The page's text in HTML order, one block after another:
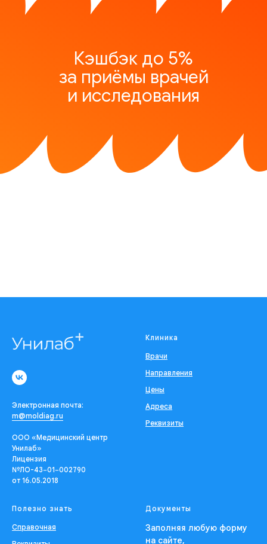
Кэшбэк до 5%
за приёмы врачей
и исследования
Электронная почта:
m@moldiag.ru
ООО «Медицинский центр
Унилаб»
Лицензия
№ЛО-43−01−002790
от 16.05.2018
Клиника
Врачи
Направления
Цены
Адреса
Реквизиты
Полезно знать
Справочная
Документы
Заполняя любую форму
на сайте,